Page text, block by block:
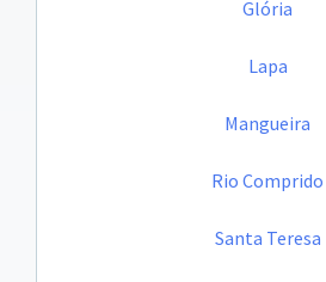
Glória
Lapa
Mangueira
Rio Comprido
Santa Teresa